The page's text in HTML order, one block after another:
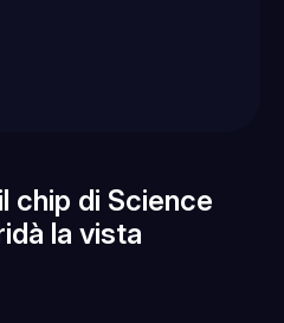
chip di Science
la vista